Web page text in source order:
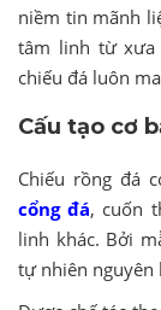
niềm tin mãnh
tâm linh từ xưa
chiếu đá luôn
Cấu tạo cơ
Chiếu rồng đá
cổng đá, cuốn
linh khác. Bởi
tự nhiên nguyên